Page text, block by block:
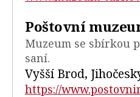
Poštovní
Muzeum se sbírkou
saní.
Vyšší Brod,
https://